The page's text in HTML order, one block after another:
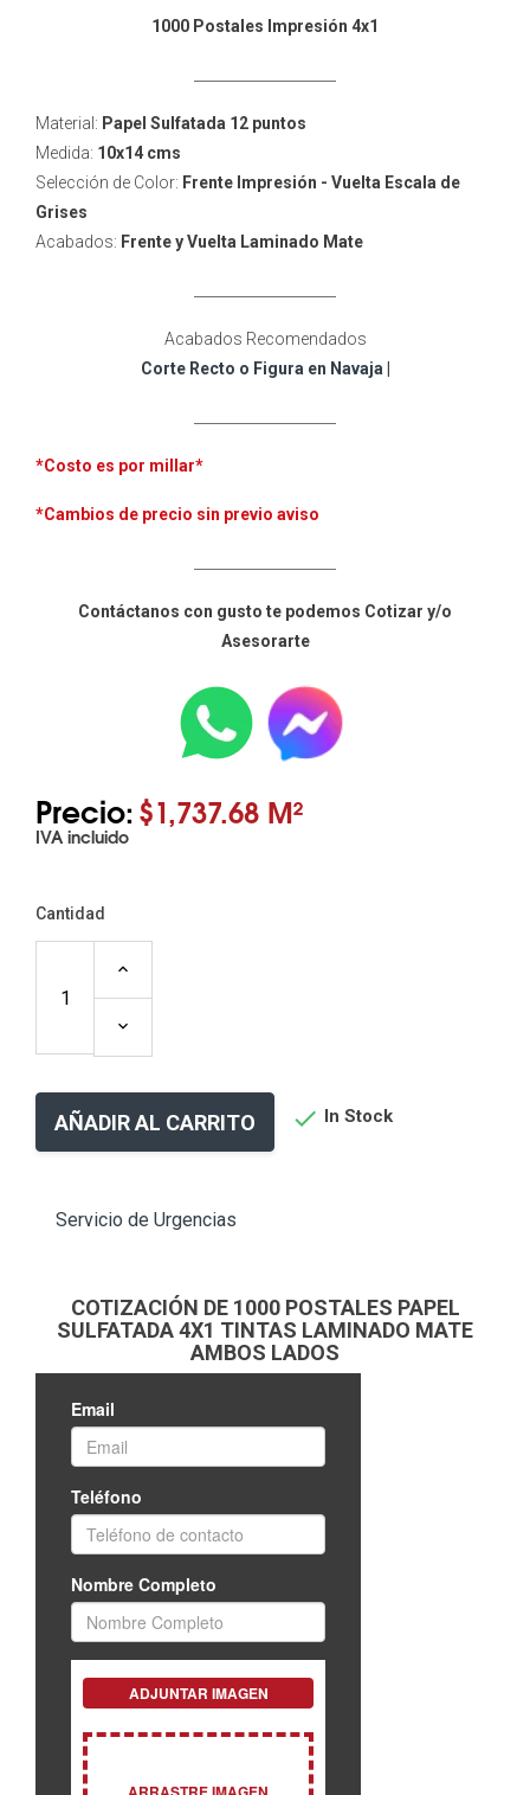
1000 Postales Impresión 4x1
Material: Papel Sulfatada 12 puntos
Medida: 10x14 cms
Selección de Color: Frente Impresión - Vuelta Escala de
Grises
Acabados: Frente y Vuelta Laminado Mate
Acabados Recomendados
Corte Recto o Figura en Navaja
*Costo es por millar*
*Cambios de precio sin previo aviso
Contáctanos con gusto te podemos Cotizar y/o
Asesorarte
Precio:$1,737.68 M²
IVA incluido
Cantidad
AÑADIR AL CARRITO  In Stock
Servicio de Urgencias
COTIZACIÓN DE 1000 POSTALES PAPEL
SULFATADA 4X1 TINTAS LAMINADO MATE
AMBOS LADOS